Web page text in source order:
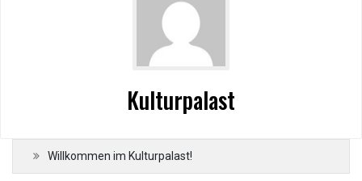
Kulturpalast
Willkommen im Kulturpalast!